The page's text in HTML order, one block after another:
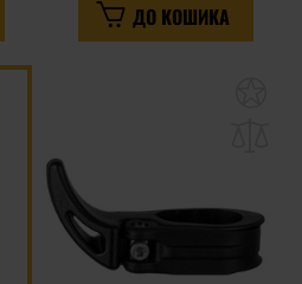
ДО КОШИКА